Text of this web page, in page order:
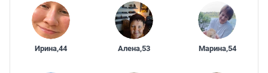
Ирина,44 Алена,53 Марина,54